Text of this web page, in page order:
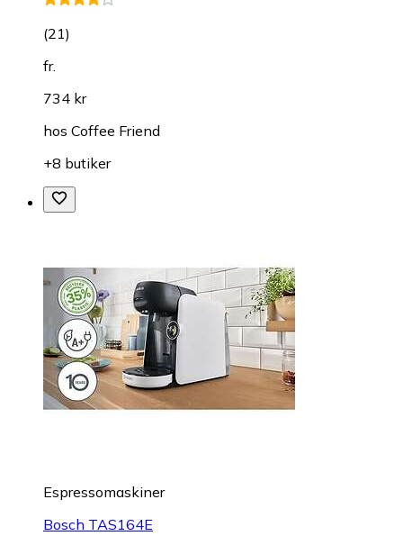
(21)
fr.
734 kr
hos Coffee Friend
+8 butiker
Espressomaskiner
Bosch TAS164E